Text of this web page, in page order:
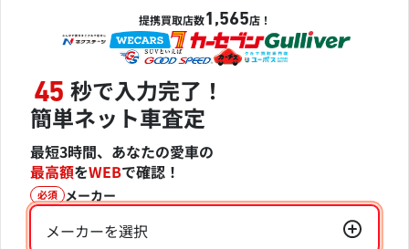
提携買取店数1,565店！
45 秒で入力完了！
簡単ネット車査定
最短3時間、あなたの愛車の
最高額をWEBで確認！
必須 メーカー
メーカーを選択